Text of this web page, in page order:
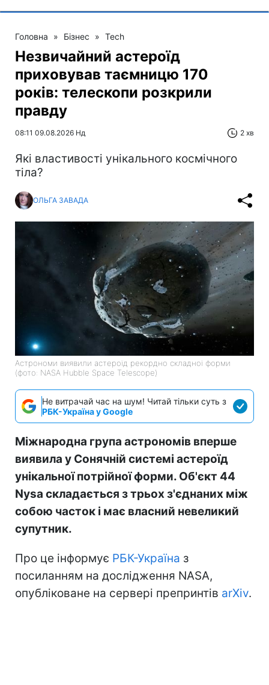
Головна » Бізнес » Tech
Незвичайний астероїд
приховував таємницю 170
років: телескопи розкрили
правду
08:11 09.08.2026 Нд 2 хв
Які властивості унікального космічного
тіла?
ОЛЬГА ЗАВАДА
Астрономи виявили астероїд рекордно складної форми
(фото: NASA Hubble Space Telescope)
Не витрачай час на шум! Читай тільки суть з
РБК-Україна у Google
Міжнародна група астрономів вперше
виявила у Сонячній системі астероїд
унікальної потрійної форми. Об'єкт 44
Nysa складається з трьох з'єднаних між
собою часток і має власний невеликий
супутник.
Про це інформує РБК-Україна з
посиланням на дослідження NASA,
опубліковане на сервері препринтів arXiv.